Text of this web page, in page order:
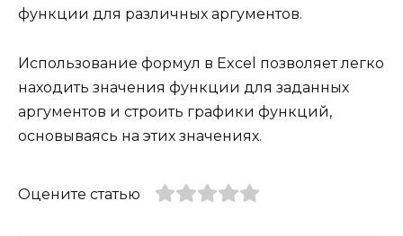
функции для различных аргументов.
Использование формул в Excel позволяет легко
находить значения функции для заданных
аргументов и строить графики функций,
основываясь на этих значениях.
Оцените статью